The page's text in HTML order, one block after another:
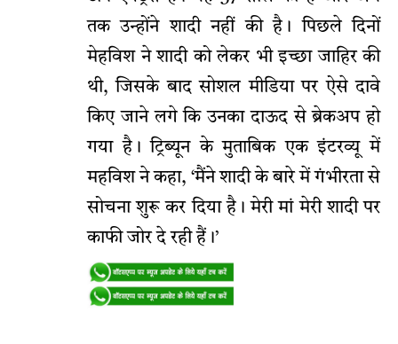
तक उन्होंने शादी नहीं की है। पिछले दिनों
मेहविश ने शादी को लेकर भी इच्छा जाहिर की
थी, जिसके बाद सोशल मीडिया पर ऐसे दावे
किए जाने लगे कि उनका दाऊद से ब्रेकअप हो
गया है। ट्रिब्यून के मुताबिक एक इंटरव्यू में
महविश ने कहा, ‘मैंने शादी के बारे में गंभीरता से
सोचना शुरू कर दिया है। मेरी मां मेरी शादी पर
काफी जोर दे रही हैं।’